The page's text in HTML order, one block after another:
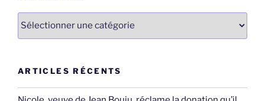
Catégories
ARTICLES RÉCENTS